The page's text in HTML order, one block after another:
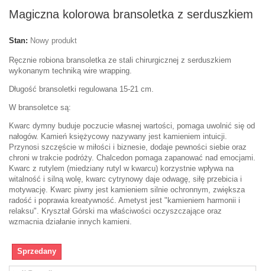
Magiczna kolorowa bransoletka z serduszkiem
Stan: Nowy produkt
Ręcznie robiona bransoletka ze stali chirurgicznej z serduszkiem
wykonanym techniką wire wrapping.
Długość bransoletki regulowana 15-21 cm.
W bransoletce są:
Kwarc dymny buduje poczucie własnej wartości, pomaga uwolnić się od
nałogów. Kamień księżycowy nazywany jest kamieniem intuicji.
Przynosi szczęście w miłości i biznesie, dodaje pewności siebie oraz
chroni w trakcie podróży. Chalcedon pomaga zapanować nad emocjami.
Kwarc z rutylem (miedziany rutyl w kwarcu) korzystnie wpływa na
witalność i silną wolę, kwarc cytrynowy daje odwagę, siłę przebicia i
motywację. Kwarc piwny jest kamieniem silnie ochronnym, zwiększa
radość i poprawia kreatywność. Ametyst jest "kamieniem harmonii i
relaksu". Kryształ Górski ma właściwości oczyszczające oraz
wzmacnia działanie innych kamieni.
Sprzedany